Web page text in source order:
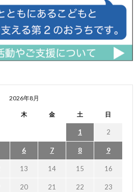
2026年8月
木 金 土 日
1 2
6 7 8 9
13 14 15 16
20 21 22 23